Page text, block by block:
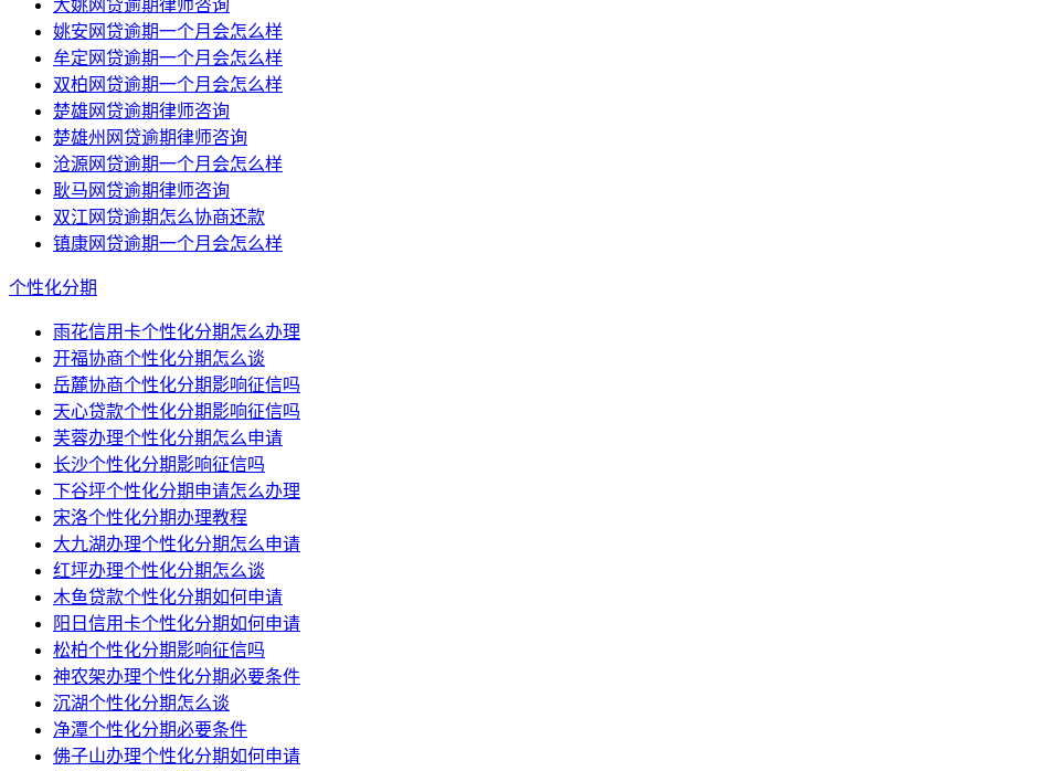
大姚网贷逾期律师咨询
姚安网贷逾期一个月会怎么样
牟定网贷逾期一个月会怎么样
双柏网贷逾期一个月会怎么样
楚雄网贷逾期律师咨询
楚雄州网贷逾期律师咨询
沧源网贷逾期一个月会怎么样
耿马网贷逾期律师咨询
双江网贷逾期怎么协商还款
镇康网贷逾期一个月会怎么样
个性化分期
雨花信用卡个性化分期怎么办理
开福协商个性化分期怎么谈
岳麓协商个性化分期影响征信吗
天心贷款个性化分期影响征信吗
芙蓉办理个性化分期怎么申请
长沙个性化分期影响征信吗
下谷坪个性化分期申请怎么办理
宋洛个性化分期办理教程
大九湖办理个性化分期怎么申请
红坪办理个性化分期怎么谈
木鱼贷款个性化分期如何申请
阳日信用卡个性化分期如何申请
松柏个性化分期影响征信吗
神农架办理个性化分期必要条件
沉湖个性化分期怎么谈
净潭个性化分期必要条件
佛子山办理个性化分期如何申请